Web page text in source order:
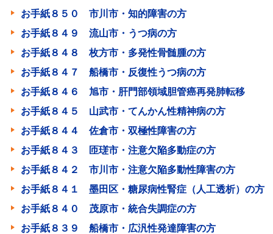
お手紙８５０ 市川市・知的障害の方
お手紙８４９ 流山市・うつ病の方
お手紙８４８ 枚方市・多発性骨髄腫の方
お手紙８４７ 船橋市・反復性うつ病の方
お手紙８４６ 旭市・肝門部領域胆管癌再発肺転移
お手紙８４５ 山武市・てんかん性精神病の方
お手紙８４４ 佐倉市・双極性障害の方
お手紙８４３ 匝瑳市・注意欠陥多動症の方
お手紙８４２ 市川市・注意欠陥多動性障害の方
お手紙８４１ 墨田区・糖尿病性腎症（人工透析）の方
お手紙８４０ 茂原市・統合失調症の方
お手紙８３９ 船橋市・広汎性発達障害の方